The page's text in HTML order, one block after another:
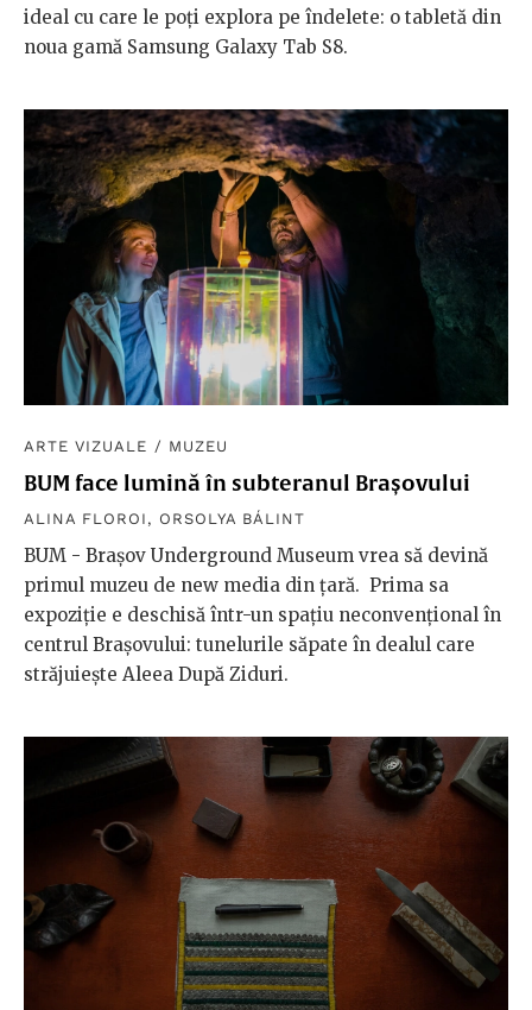
ideal cu care le poți explora pe îndelete: o tabletă din
noua gamă Samsung Galaxy Tab S8.
ARTE VIZUALE / MUZEU
BUM face lumină în subteranul Brașovului
ALINA FLOROI , ORSOLYA BÁLINT
BUM - Brașov Underground Museum vrea să devină
primul muzeu de new media din țară. Prima sa
expoziție e deschisă într-un spațiu neconvențional în
centrul Brașovului: tunelurile săpate în dealul care
străjuiește Aleea După Ziduri.